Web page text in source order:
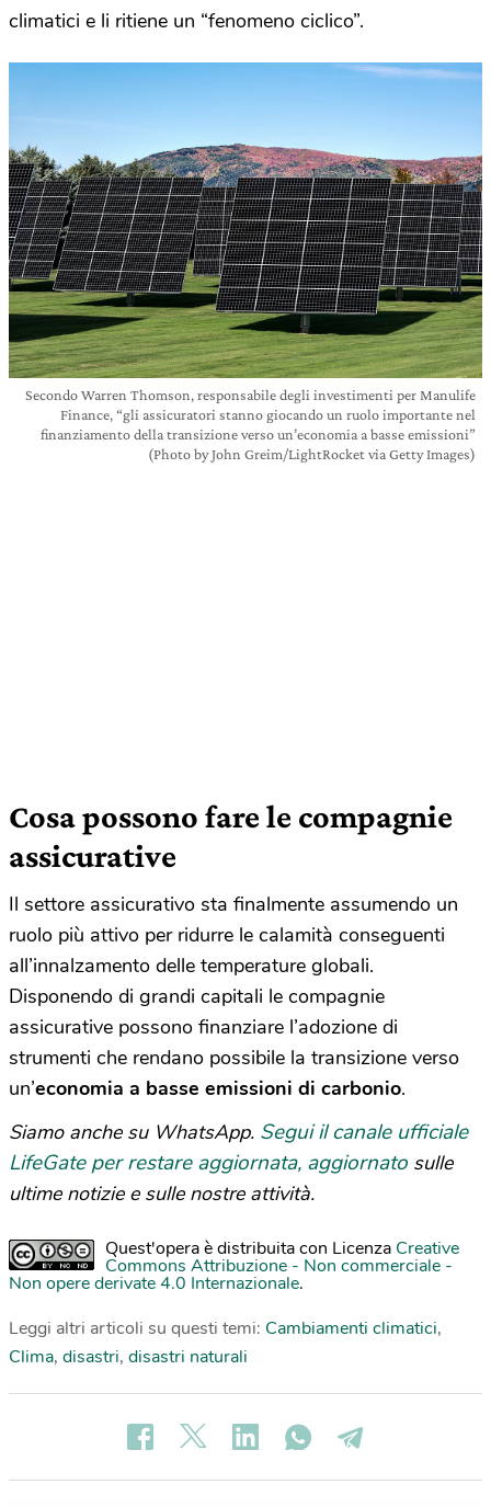
climatici e li ritiene un “fenomeno ciclico”.
Secondo Warren Thomson, responsabile degli investimenti per Manulife
Finance, “gli assicuratori stanno giocando un ruolo importante nel
finanziamento della transizione verso un’economia a basse emissioni”
(Photo by John Greim/LightRocket via Getty Images)
Cosa possono fare le compagnie
assicurative
Il settore assicurativo sta finalmente assumendo un
ruolo più attivo per ridurre le calamità conseguenti
all’innalzamento delle temperature globali.
Disponendo di grandi capitali le compagnie
assicurative possono finanziare l’adozione di
strumenti che rendano possibile la transizione verso
un’economia a basse emissioni di carbonio.
Siamo anche su WhatsApp. Segui il canale ufficiale
LifeGate per restare aggiornata, aggiornato sulle
ultime notizie e sulle nostre attività.
Quest'opera è distribuita con Licenza Creative
Commons Attribuzione - Non commerciale -
Non opere derivate 4.0 Internazionale.
Leggi altri articoli su questi temi: Cambiamenti climatici,
Clima, disastri, disastri naturali